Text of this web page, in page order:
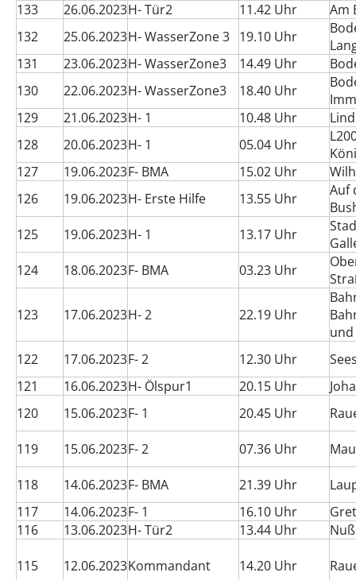
133 26.06.2023H- Tür2 11.42 Uhr
Am
132
25.06.2023H- WasserZone 3 19.10 Uhr
131
23.06.2023H- WasserZone3 14.49 Uhr
130
22.06.2023H- WasserZone3 18.40 Uhr
129
21.06.2023H- 1 10.48 Uhr
128
20.06.2023H- 1 05.04 Uhr
127
19.06.2023F- BMA 15.02 Uhr
126
19.06.2023H- Erste Hilfe 13.55 Uhr
Auf
125
19.06.2023H- 1 13.17 Uhr
124
18.06.2023F- BMA 03.23 Uhr
123 17.06.2023H- 2 22.19 Uhr
122
17.06.2023F- 2 12.30 Uhr
121
16.06.2023H- Ölspur1 20.15 Uhr
120
15.06.2023F- 1 20.45 Uhr
119 15.06.2023F- 2 07.36 Uhr
118 14.06.2023F- BMA 21.39 Uhr
117
14.06.2023F- 1 16.10 Uhr
116
13.06.2023H- Tür2 13.44 Uhr
115 12.06.2023Kommandant 14.20 Uhr